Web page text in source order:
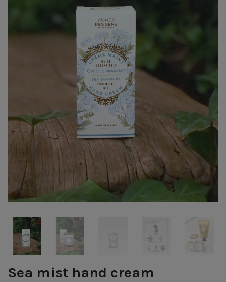
Sea mist hand cream